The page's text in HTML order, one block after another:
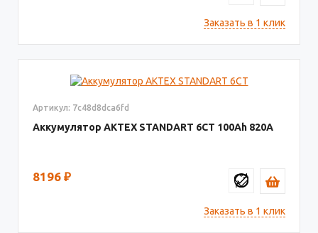
Заказать в 1 клик
Артикул: 7c48d8dca6fd
Аккумулятор AКТЕХ STANDART 6СТ 100 820
8196 ₽
Заказать в 1 клик